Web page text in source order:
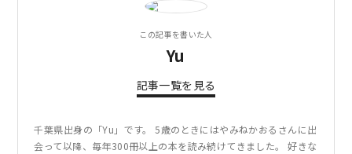
この記事を書いた人
Yu
記事一覧を見る
千葉県出身の「Yu」です。 5歳のときにはやみねかおるさんに出
会って以降、毎年300冊以上の本を読み続けてきました。 好きな